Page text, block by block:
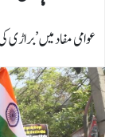
عوامی مفاد میں